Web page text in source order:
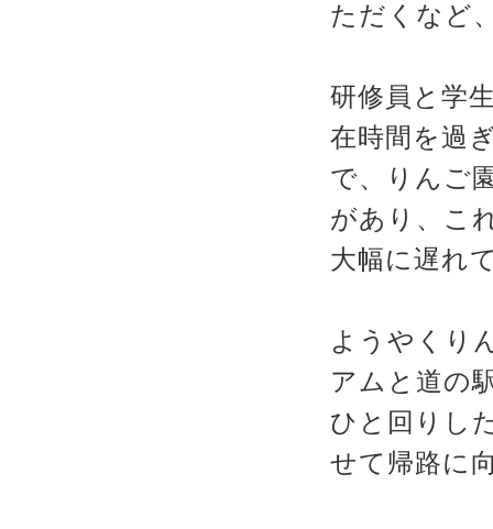
ただくなど
研修員と学
在時間を過
で、りんご
があり、こ
大幅に遅れ
ようやくり
アムと道の
ひと回りし
せて帰路に